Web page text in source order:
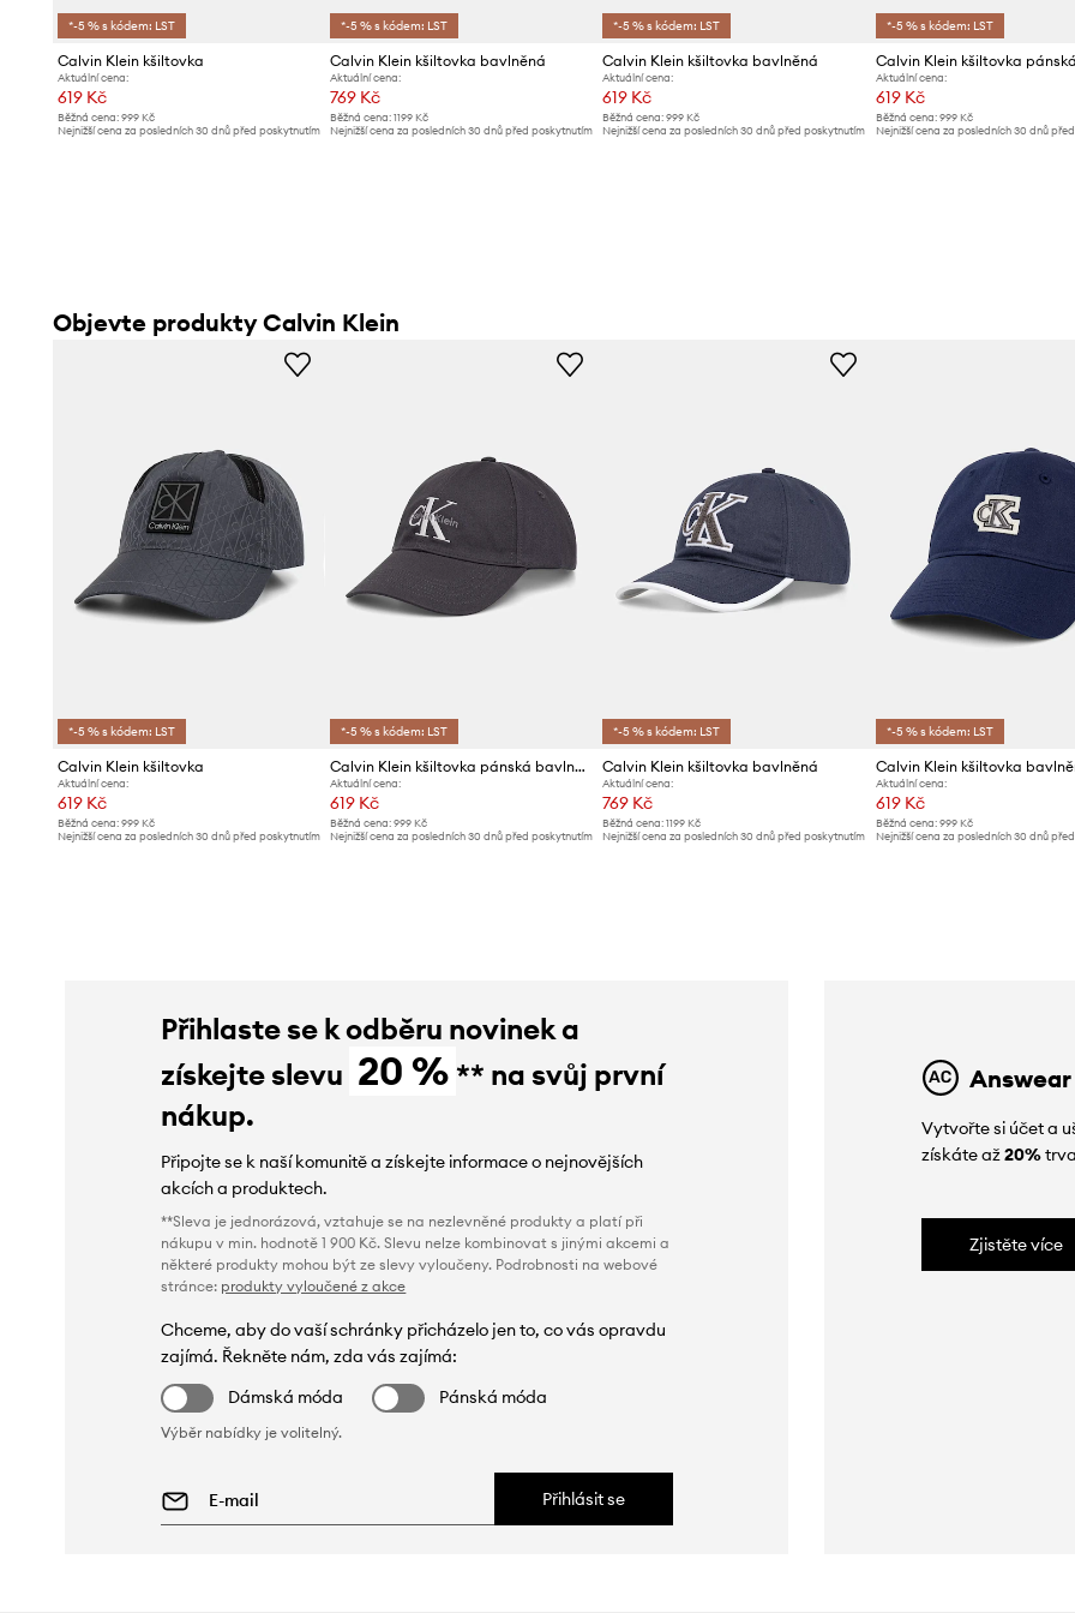
*-5 % s kódem: LST
Calvin Klein kšiltovka
Aktuální cena:
619 Kč
Běžná cena: 999 Kč
Nejnižší cena za posledních 30 dnů před poskytnutím
*-5 % s kódem: LST
Calvin Klein kšiltovka bavlněná
Aktuální cena:
769 Kč
Běžná cena:1199 Kč
Nejnižší cena za posledních 30 dnů před poskytnutím
*-5 % s kódem: LST
Calvin Klein kšiltovka bavlněná
Aktuální cena:
619 Kč
Běžná cena: 999 Kč
Nejnižší cena za posledních 30 dnů před poskytnutím
*-5 % s kódem: LST
Aktuální cena:
619 Kč
Běžná cena: 999 Kč
Nejnižší cena za posledních 30 dnů
Objevte produkty Calvin Klein
*-5 % s kódem: LST
Calvin Klein kšiltovka
Aktuální cena:
619 Kč
Běžná cena: 999 Kč
Nejnižší cena za posledních 30 dnů před poskytnutím
*-5 % s kódem: LST
Calvin Klein kšiltovka pánská bavlněná
Aktuální cena:
619 Kč
Běžná cena:999 Kč
Nejnižší cena za posledních 30 dnů před poskytnutím
*-5 % s kódem: LST
Calvin Klein kšiltovka bavlněná
Aktuální cena:
769 Kč
Běžná cena: 1199 Kč
Nejnižší cena za posledních 30 dnů před poskytnutím
*-5 % s kódem: LST
Calvin Klein kšiltovka
Aktuální cena:
619 Kč
Běžná cena: 999 Kč
Nejnižší cena za posledních 30 dnů
Přihlaste se k odběru novinek a
získejte slevu 20 % ** na svůj první
nákup.
Připojte se k naší komunitě a získejte informace o nejnovějších
akcích a produktech.
**Sleva je jednorázová, vztahuje se na nezlevněné produkty a platí při
nákupu v min. hodnotě 1 900 Kč. Slevu nelze kombinovat s jinými akcemi a
některé produkty mohou být ze slevy vyloučeny. Podrobnosti na webové
stránce: produkty vyloučené z akce
Chceme, aby do vaší schránky přicházelo jen to, co vás opravdu
zajímá. Řekněte nám, zda vás zajímá:
Dámská móda
Pánská móda
Výběr nabídky je volitelný.
Přihlásit se
Vytvořte si účet a
získáte až20%
Zjistěte více